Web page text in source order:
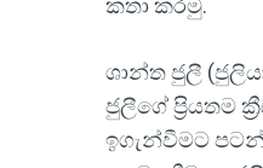
කතා කරමු.
ශාන්ත ජුලී
ජුලීගේ ප්‍රියතම
ඉගැන්වීමට